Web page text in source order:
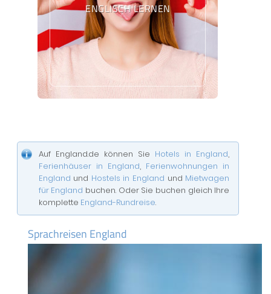
ENGLISCH LERNEN
Auf England.de können Sie Hotels in England,
Ferienhäuser in England, Ferienwohnungen in
England und Hostels in England und Mietwagen
für England buchen. Oder Sie buchen gleich Ihre
komplette England-Rundreise.
Sprachreisen England